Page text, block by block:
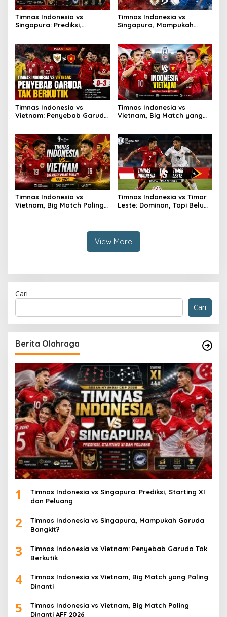
Timnas Indonesia vs
Singapura: Prediksi,
Timnas Indonesia vs
Singapura, Mampukah
Timnas Indonesia vs
Vietnam: Penyebab Garuda
Timnas Indonesia vs
Vietnam, Big Match yang
Timnas Indonesia vs
Vietnam, Big Match Paling
Timnas Indonesia vs Timor
Leste: Dominan, Tapi Belum
View More
Cari
Cari
Berita Olahraga
1
Timnas Indonesia vs Singapura: Prediksi, Starting XI
dan Peluang
2
Timnas Indonesia vs Singapura, Mampukah Garuda
Bangkit?
3
Timnas Indonesia vs Vietnam: Penyebab Garuda Tak
Berkutik
4
Timnas Indonesia vs Vietnam, Big Match yang Paling
Dinanti
5
Timnas Indonesia vs Vietnam, Big Match Paling
Dinanti AFF 2026